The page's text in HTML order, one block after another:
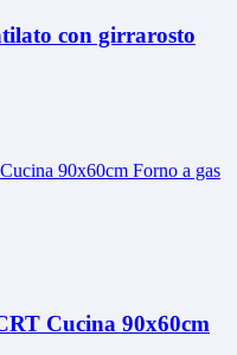
con girrarosto
Cucina 90x60cm